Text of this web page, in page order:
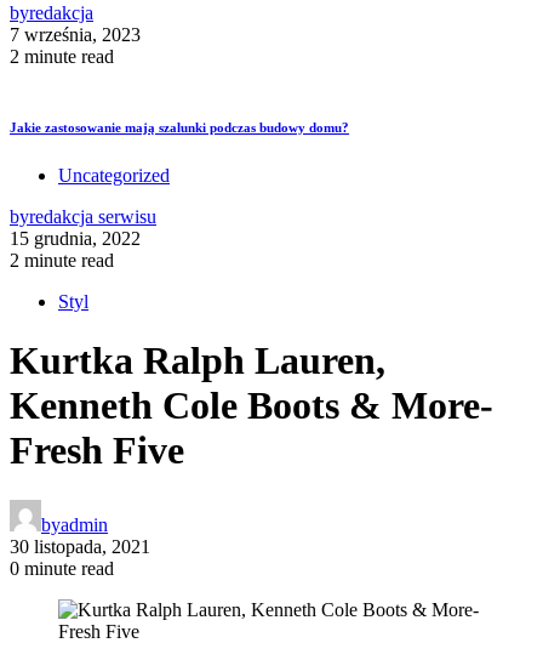
byredakcja
7 września, 2023
2 minute read
Jakie zastosowanie mają szalunki podczas budowy domu?
Uncategorized
byredakcja serwisu
15 grudnia, 2022
2 minute read
Styl
Kurtka Ralph Lauren,
Kenneth Cole Boots & More-
Fresh Five
byadmin
30 listopada, 2021
0 minute read